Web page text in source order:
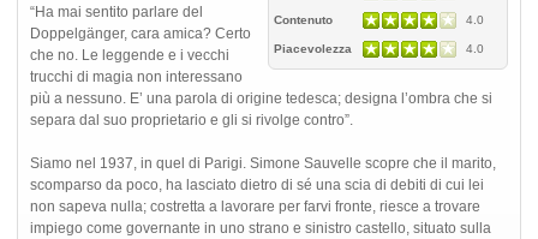
Contenuto 4.0
Piacevolezza 4.0
“Ha mai sentito parlare del
Doppelgänger, cara amica? Certo
che no. Le leggende e i vecchi
trucchi di magia non interessano
più a nessuno. E’ una parola di origine tedesca; designa l’ombra che si
separa dal suo proprietario e gli si rivolge contro”.
Siamo nel 1937, in quel di Parigi. Simone Sauvelle scopre che il marito,
scomparso da poco, ha lasciato dietro di sé una scia di debiti di cui lei
non sapeva nulla; costretta a lavorare per farvi fronte, riesce a trovare
impiego come governante in uno strano e sinistro castello, situato sulla